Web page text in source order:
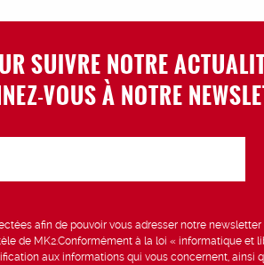
SUIVRE NOTRE
VOUS À NOTRE
afin de pouvoir vous adresser notre
de MK2.Conformément à la loi « informatique et
aux informations qui vous concernent, ainsi